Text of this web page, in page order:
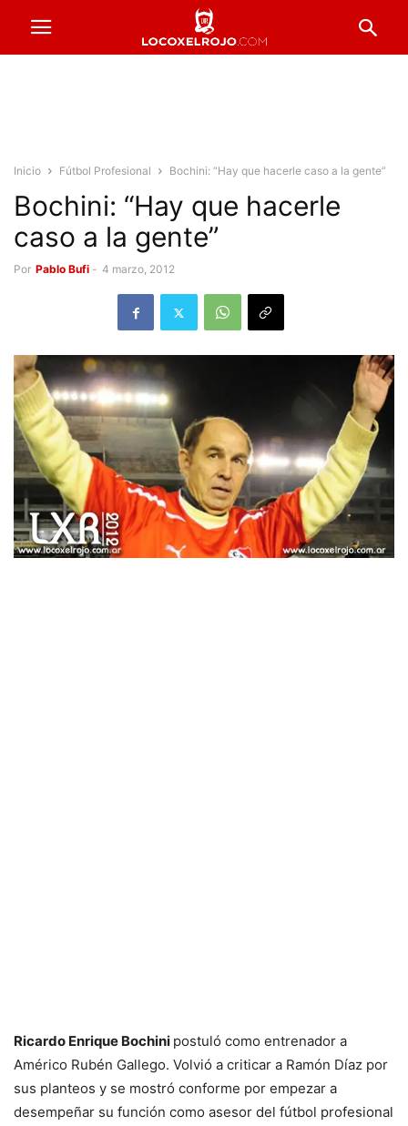
Inicio Fútbol Profesional Bochini: “Hay que hacerle caso a la gente”
Bochini: “Hay que hacerle
caso a la gente”
Por Pablo Bufi - 4 marzo, 2012
Ricardo Enrique Bochini postuló como entrenador a
Américo Rubén Gallego. Volvió a criticar a Ramón Díaz por
sus planteos y se mostró conforme por empezar a
desempeñar su función como asesor del fútbol profesional